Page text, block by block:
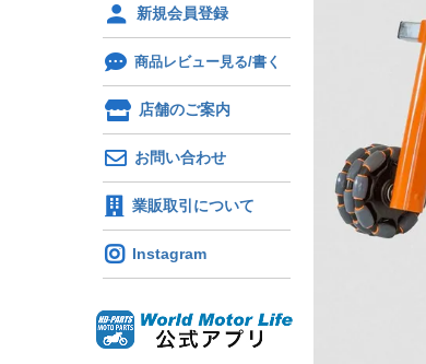
新規会員登録
商品レビュー見る/書く
店舗のご案内
お問い合わせ
業販取引について
Instagram